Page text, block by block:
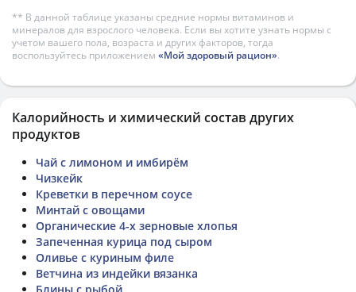
** В данной таблице указаны средние нормы витаминов и
минералов для взрослого человека. Если вы хотите узнать нормы с
учетом вашего пола, возраста и других факторов, тогда
воспользуйтесь приложением «Мой здоровый рацион».
Калорийность и химический состав других
продуктов
Чай с лимоном и имбирём
Чизкейк
Креветки в перечном соусе
Минтай с овощами
Органические 4-х зерновые хлопья
Запеченная курица под сыром
Оливье с куриным филе
Ветчина из индейки вязанка